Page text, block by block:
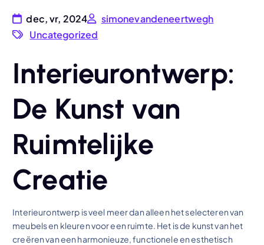
dec, vr, 2024
simonevandeneertwegh
Uncategorized
Interieurontwerp:
De Kunst van
Ruimtelijke
Creatie
Interieurontwerp is veel meer dan alleen het selecteren van
meubels en kleuren voor een ruimte. Het is de kunst van het
creëren van een harmonieuze, functionele en esthetisch